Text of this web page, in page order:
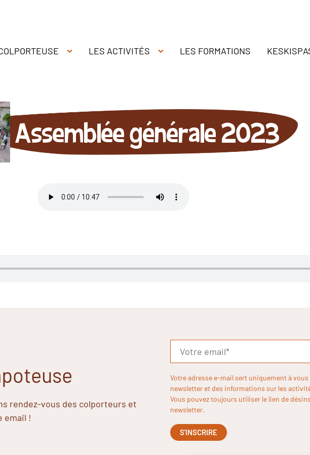
LES ACTIVITÉS LES FORMATIONS
Assemblée générale 2023
rendez-vous des colporteurs et
email !
Votre adresse e-mail sert uniquement à
newsletter et des informations sur les
Vous pouvez toujours utiliser le lien de
newsletter.